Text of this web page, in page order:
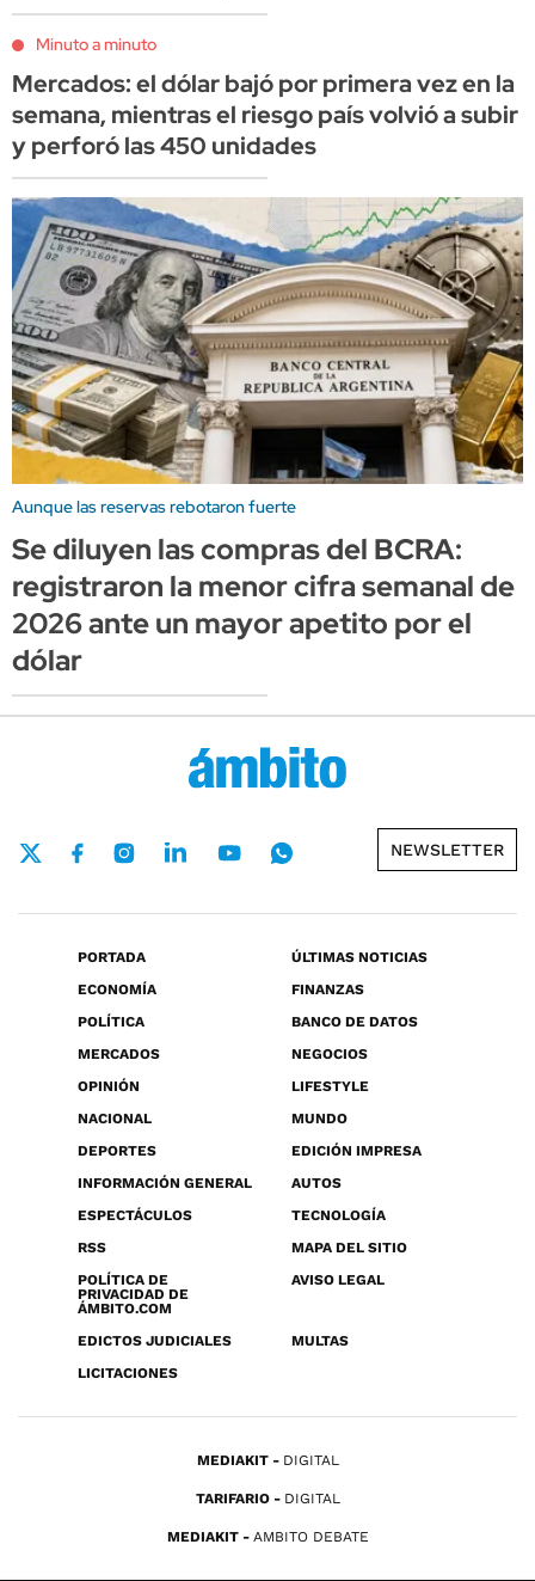
Minuto a minuto
Mercados: el dólar bajó por primera vez en la
semana, mientras el riesgo país volvió a subir
y perforó las 450 unidades
Aunque las reservas rebotaron fuerte
Se diluyen las compras del BCRA:
registraron la menor cifra semanal de
2026 ante un mayor apetito por el
dólar
NEWSLETTER
PORTADA
ÚLTIMAS NOTICIAS
ECONOMÍA
FINANZAS
POLÍTICA
BANCO DE DATOS
MERCADOS
NEGOCIOS
OPINIÓN
LIFESTYLE
NACIONAL
MUNDO
DEPORTES
EDICIÓN IMPRESA
INFORMACIÓN GENERAL
AUTOS
ESPECTÁCULOS
TECNOLOGÍA
RSS
MAPA DEL SITIO
POLÍTICA DE
PRIVACIDAD DE
ÁMBITO.COM
AVISO LEGAL
EDICTOS JUDICIALES
MULTAS
LICITACIONES
MEDIAKIT DIGITAL
TARIFARIO DIGITAL
MEDIAKIT AMBITO DEBATE